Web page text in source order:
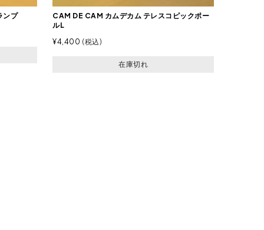
ンプ
CAM DE CAM カムデカム テレスコピックポー
ルL
¥4,400 税込
在庫切れ